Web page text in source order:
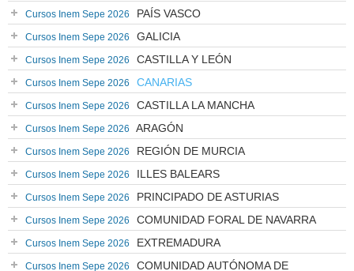
Cursos Inem Sepe 2026 PAÍS VASCO
Cursos Inem Sepe 2026 GALICIA
Cursos Inem Sepe 2026 CASTILLA Y LEÓN
Cursos Inem Sepe 2026 CANARIAS
Cursos Inem Sepe 2026 CASTILLA LA MANCHA
Cursos Inem Sepe 2026 ARAGÓN
Cursos Inem Sepe 2026 REGIÓN DE MURCIA
Cursos Inem Sepe 2026 ILLES BALEARS
Cursos Inem Sepe 2026 PRINCIPADO DE ASTURIAS
Cursos Inem Sepe 2026 COMUNIDAD FORAL DE NAVARRA
Cursos Inem Sepe 2026 EXTREMADURA
Cursos Inem Sepe 2026
COMUNIDAD AUTÓNOMA DE